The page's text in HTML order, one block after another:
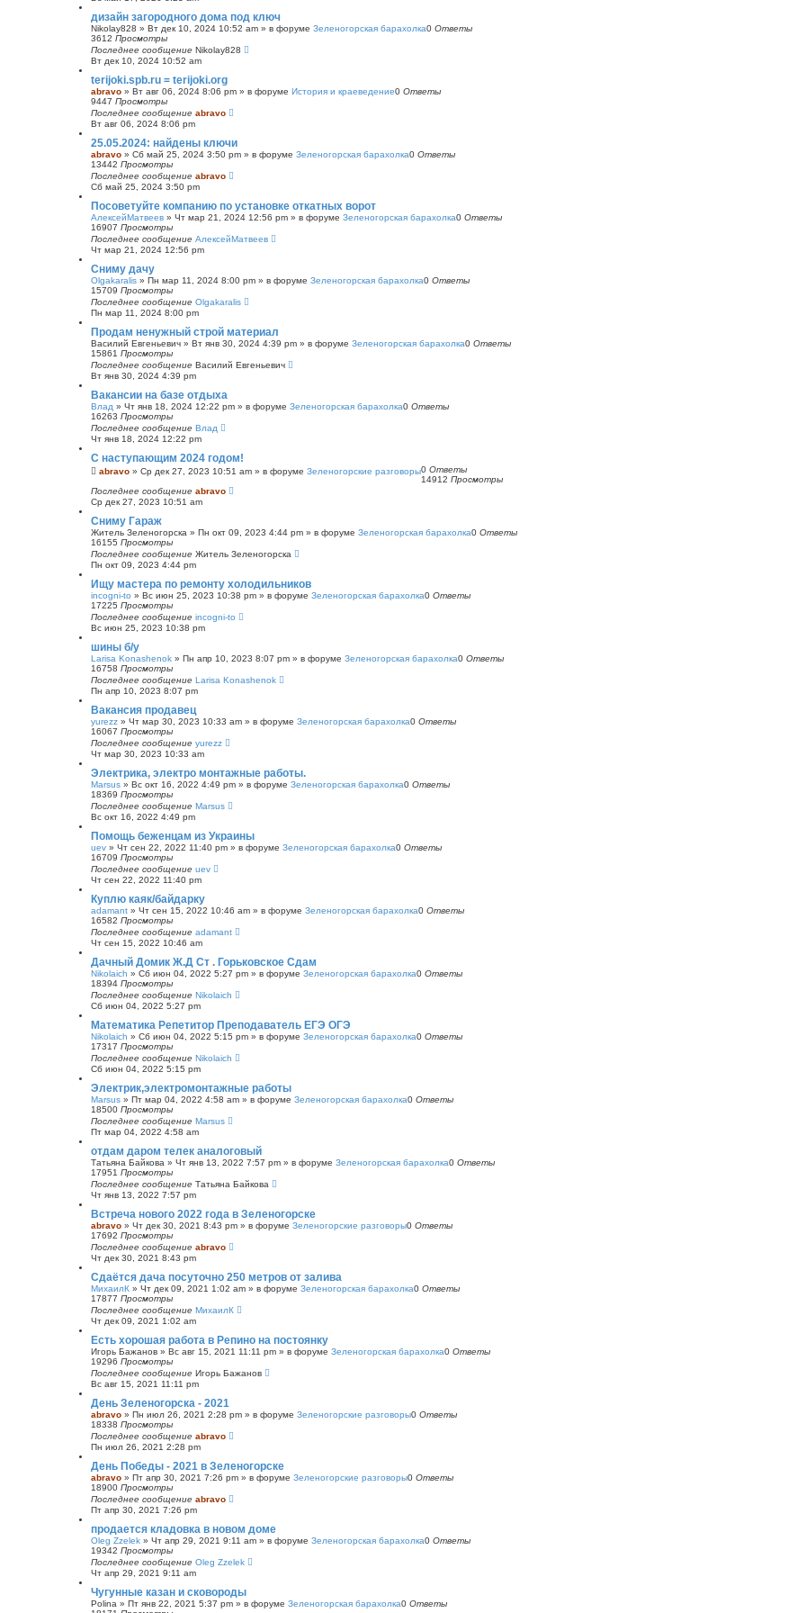
к
дизайн загородного дома под ключ
Nikolay828 » Вт дек 10, 2024 10:52 am » в форуме Зеленогорская барахолка0 Ответы
3612 Просмотры
Последнее сообщение Nikolay828
Вт дек 10, 2024 10:52 am
terijoki.spb.ru = terijoki.org
abravo » Вт авг 06, 2024 8:06 pm » в форуме История и краеведение0 Ответы
9447 Просмотры
Последнее сообщение abravo
Вт авг 06, 2024 8:06 pm
25.05.2024: найдены ключи
abravo » Сб май 25, 2024 3:50 pm » в форуме Зеленогорская барахолка0 Ответы
13442 Просмотры
Последнее сообщение abravo
Сб май 25, 2024 3:50 pm
Посоветуйте компанию по установке откатных ворот
АлексейМатвеев » Чт мар 21, 2024 12:56 pm » в форуме Зеленогорская барахолка0 Ответы
16907 Просмотры
Последнее сообщение АлексейМатвеев
Чт мар 21, 2024 12:56 pm
Сниму дачу
Olgakaralis » Пн мар 11, 2024 8:00 pm » в форуме Зеленогорская барахолка0 Ответы
15709 Просмотры
Последнее сообщение Olgakaralis
Пн мар 11, 2024 8:00 pm
Продам ненужный строй материал
Василий Евгеньевич » Вт янв 30, 2024 4:39 pm » в форуме Зеленогорская барахолка0 Ответы
15861 Просмотры
Последнее сообщение Василий Евгеньевич
Вт янв 30, 2024 4:39 pm
Вакансии на базе отдыха
Влад » Чт янв 18, 2024 12:22 pm » в форуме Зеленогорская барахолка0 Ответы
16263 Просмотры
Последнее сообщение Влад
Чт янв 18, 2024 12:22 pm
С наступающим 2024 годом!
abravo » Ср дек 27, 2023 10:51 am » в форуме Зеленогорские разговоры0 Ответы
14912 Просмотры
Последнее сообщение abravo
Ср дек 27, 2023 10:51 am
Сниму Гараж
Житель Зеленогорска » Пн окт 09, 2023 4:44 pm » в форуме Зеленогорская барахолка0 Ответы
16155 Просмотры
Последнее сообщение Житель Зеленогорска
Пн окт 09, 2023 4:44 pm
Ищу мастера по ремонту холодильников
incogni-to » Вс июн 25, 2023 10:38 pm » в форуме Зеленогорская барахолка0 Ответы
17225 Просмотры
Последнее сообщение incogni-to
Вс июн 25, 2023 10:38 pm
шины б/у
Larisa Konashenok » Пн апр 10, 2023 8:07 pm » в форуме Зеленогорская барахолка0 Ответы
16758 Просмотры
Последнее сообщение Larisa Konashenok
Пн апр 10, 2023 8:07 pm
Вакансия продавец
yurezz » Чт мар 30, 2023 10:33 am » в форуме Зеленогорская барахолка0 Ответы
16067 Просмотры
Последнее сообщение yurezz
Чт мар 30, 2023 10:33 am
Электрика, электро монтажные работы.
Marsus » Вс окт 16, 2022 4:49 pm » в форуме Зеленогорская барахолка0 Ответы
18369 Просмотры
Последнее сообщение Marsus
Вс окт 16, 2022 4:49 pm
Помощь беженцам из Украины
uev » Чт сен 22, 2022 11:40 pm » в форуме Зеленогорская барахолка0 Ответы
16709 Просмотры
Последнее сообщение uev
Чт сен 22, 2022 11:40 pm
Куплю каяк/байдарку
adamant » Чт сен 15, 2022 10:46 am » в форуме Зеленогорская барахолка0 Ответы
16582 Просмотры
Последнее сообщение adamant
Чт сен 15, 2022 10:46 am
Дачный Домик Ж.Д Ст . Горьковское Сдам
Nikolaich » Сб июн 04, 2022 5:27 pm » в форуме Зеленогорская барахолка0 Ответы
18394 Просмотры
Последнее сообщение Nikolaich
Сб июн 04, 2022 5:27 pm
Математика Репетитор Преподаватель ЕГЭ ОГЭ
Nikolaich » Сб июн 04, 2022 5:15 pm » в форуме Зеленогорская барахолка0 Ответы
17317 Просмотры
Последнее сообщение Nikolaich
Сб июн 04, 2022 5:15 pm
Электрик,электромонтажные работы
Marsus » Пт мар 04, 2022 4:58 am » в форуме Зеленогорская барахолка0 Ответы
18500 Просмотры
Последнее сообщение Marsus
Пт мар 04, 2022 4:58 am
отдам даром телек аналоговый
Татьяна Байкова » Чт янв 13, 2022 7:57 pm » в форуме Зеленогорская барахолка0 Ответы
17951 Просмотры
Последнее сообщение Татьяна Байкова
Чт янв 13, 2022 7:57 pm
Встреча нового 2022 года в Зеленогорске
abravo » Чт дек 30, 2021 8:43 pm » в форуме Зеленогорские разговоры0 Ответы
17692 Просмотры
Последнее сообщение abravo
Чт дек 30, 2021 8:43 pm
Сдаётся дача посуточно 250 метров от залива
МихаилК » Чт дек 09, 2021 1:02 am » в форуме Зеленогорская барахолка0 Ответы
17877 Просмотры
Последнее сообщение МихаилК
Чт дек 09, 2021 1:02 am
Есть хорошая работа в Репино на постоянку
Игорь Бажанов » Вс авг 15, 2021 11:11 pm » в форуме Зеленогорская барахолка0 Ответы
19296 Просмотры
Последнее сообщение Игорь Бажанов
Вс авг 15, 2021 11:11 pm
День Зеленогорска - 2021
abravo » Пн июл 26, 2021 2:28 pm » в форуме Зеленогорские разговоры0 Ответы
18338 Просмотры
Последнее сообщение abravo
Пн июл 26, 2021 2:28 pm
День Победы - 2021 в Зеленогорске
abravo » Пт апр 30, 2021 7:26 pm » в форуме Зеленогорские разговоры0 Ответы
18900 Просмотры
Последнее сообщение abravo
Пт апр 30, 2021 7:26 pm
продается кладовка в новом доме
Oleg Zzelek » Чт апр 29, 2021 9:11 am » в форуме Зеленогорская барахолка0 Ответы
19342 Просмотры
Последнее сообщение Oleg Zzelek
Чт апр 29, 2021 9:11 am
Чугунные казан и сковороды
Polina » Пт янв 22, 2021 5:37 pm » в форуме Зеленогорская барахолка0 Ответы